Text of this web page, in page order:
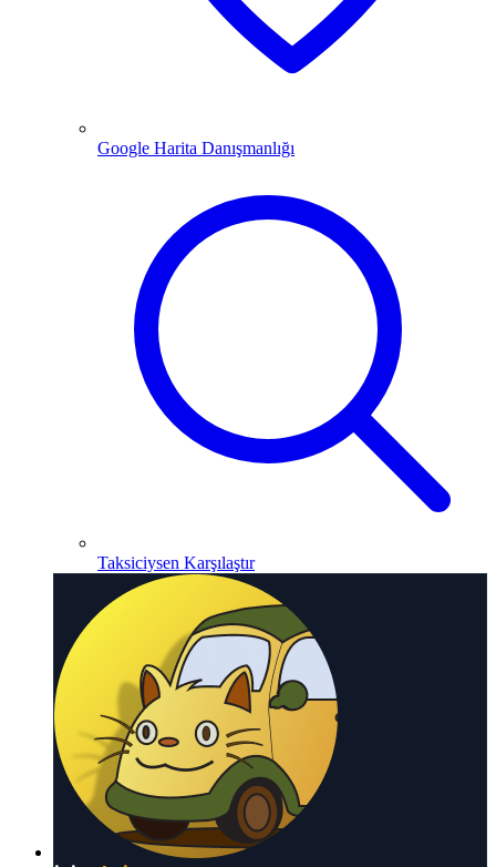
Google Harita Danışmanlığı
Taksiciysen Karşılaştır